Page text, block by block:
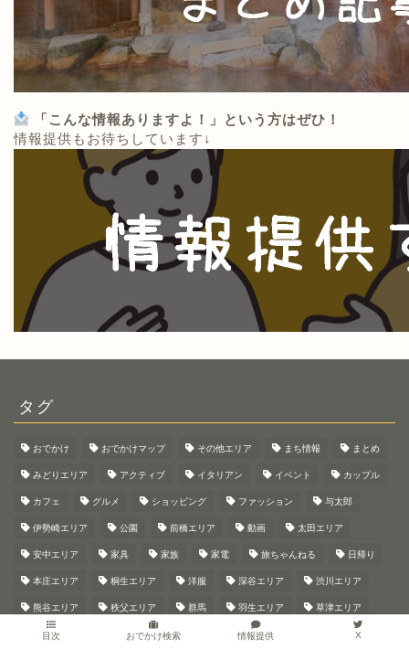
「こんな情報ありますよ！」という方はぜひ！
情報提供もお待ちしています↓
タグ
おでかけ おでかけマップ その他エリア まち情報 まとめ
みどりエリア アクティブ イタリアン イベント カップル
カフェ グルメ ショッピング ファッション 与太郎
伊勢崎エリア 公園 前橋エリア 動画 太田エリア
安中エリア 家具 家族 家電 旅ちゃんねる 日帰り
本庄エリア 桐生エリア 洋服 深谷エリア 渋川エリア
熊谷エリア 秩父エリア 群馬 羽生エリア 草津エリア
藤岡エリア 行田エリア 開店 非日常
目次 おでかけ検索 情報提供 X